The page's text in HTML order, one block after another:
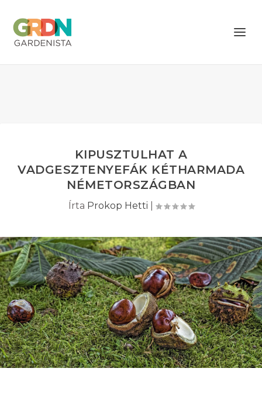
KIPUSZTULHAT A
VADGESZTENYEFÁK KÉTHARMADA
NÉMETORSZÁGBAN
Írta Prokop Hetti